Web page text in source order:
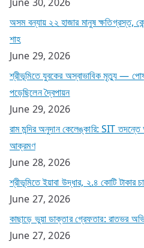
অসম বন্যায় ২২ হাজার মানুষ ক্ষতিগ্রস্ত,
শাহ
June 29, 2026
শ্রীভূমিতে যুবকের অস্বাভাবিক মৃত্যু —
পড়েছিলেন দ্বৈপায়ন
June 29, 2026
রাম মন্দির অনুদান কেলেঙ্কারি: SIT
আক্রমণ
June 28, 2026
শ্রীভূমিতে ইয়াবা উদ্ধার, ২.৪ কোটি টাকার
June 27, 2026
কাছাড়ে ভুয়া ডাক্তার গ্রেফতার: রাতভর
June 27, 2026